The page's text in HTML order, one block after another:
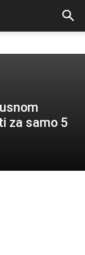
za samo 5